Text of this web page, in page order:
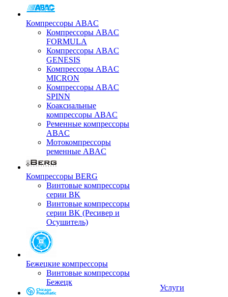
Компрессоры ABAC
Компрессоры ABAC
FORMULA
Компрессоры ABAC
GENESIS
Компрессоры ABAC
MICRON
Компрессоры ABAC
SPINN
Коаксиальные
компрессоры ABAC
Ременные компрессоры
ABAC
Мотокомпрессоры
ременные ABAC
Компрессоры BERG
Винтовые компрессоры
серии BK
Винтовые компрессоры
серии BK (Ресивер и
Осушитель)
Бежецкие компрессоры
Винтовые компрессоры
Бежецк
Услуги